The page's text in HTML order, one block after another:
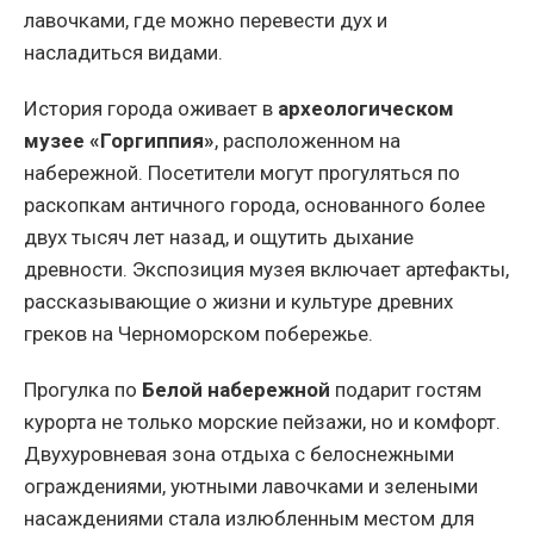
лавочками, где можно перевести дух и
насладиться видами.
История города оживает в археологическом
музее «Горгиппия», расположенном на
набережной. Посетители могут прогуляться по
раскопкам античного города, основанного более
двух тысяч лет назад, и ощутить дыхание
древности. Экспозиция музея включает артефакты,
рассказывающие о жизни и культуре древних
греков на Черноморском побережье.
Прогулка по Белой набережной подарит гостям
курорта не только морские пейзажи, но и комфорт.
Двухуровневая зона отдыха с белоснежными
ограждениями, уютными лавочками и зелеными
насаждениями стала излюбленным местом для